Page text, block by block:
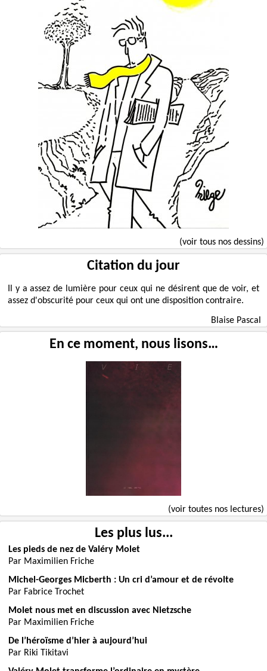
(voir tous nos dessins)
Citation du jour
Il y a assez de lumière pour ceux qui ne désirent que de voir, et
assez d'obscurité pour ceux qui ont une disposition contraire.
Blaise Pascal
En ce moment, nous lisons…
(voir toutes nos lectures)
Les plus lus...
Les pieds de nez de Valéry Molet
Par Maximilien Friche
Michel-Georges Micberth : Un cri d’amour et de révolte
Par Fabrice Trochet
Molet nous met en discussion avec Nietzsche
Par Maximilien Friche
De l’héroïsme d’hier à aujourd’hui
Par Riki Tikitavi